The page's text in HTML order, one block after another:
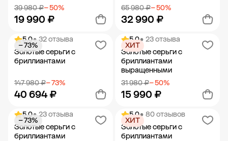
39 980 ₽− 50%
19 990 ₽
Добавить в корзину
65 980 ₽− 50%
32 990 ₽
Добавить в корзину
5.0• 32 отзыва
Золотые серьги с
бриллиантами
147 980 ₽− 73%
40 694 ₽
− 73%
Добавить в корзину
5.0• 23 отзыва
Золотые серьги с
бриллиантами
выращенными
31 980 ₽− 50%
15 990 ₽
ХИТ
Добавить в корзину
5.0• 23 отзыва
Золотые серьги с
бриллиантами
− 73%
5.0• 80 отзывов
Золотые серьги с
бриллиантами
ХИТ